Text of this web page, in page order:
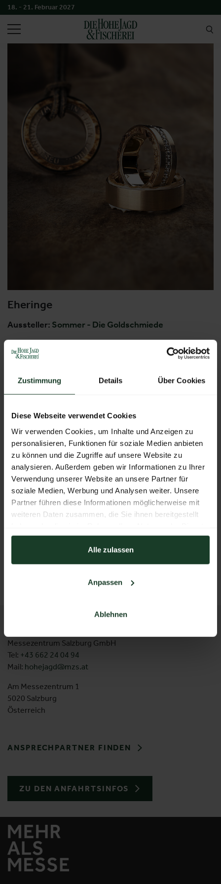
Zustimmung Details Über Cookies
Diese Webseite verwendet Cookies
Wir verwenden Cookies, um Inhalte und Anzeigen zu
personalisieren, Funktionen für soziale Medien anbieten
zu können und die Zugriffe auf unsere Website zu
analysieren. Außerdem geben wir Informationen zu Ihrer
Verwendung unserer Website an unsere Partner für
soziale Medien, Werbung und Analysen weiter. Unsere
Partner führen diese Informationen möglicherweise mit
weiteren Daten zusammen, die Sie ihnen bereitgestellt
gesammelt haben.
Alle zulassen
Anpassen
Ablehnen
18. - 21. Februar 2027
SUCHEN
Eheringe
Aussteller: Sommer - Die Goldschmiede
Messezentrum Salzburg GmbH
Tel: +43 662 24 04 94
Mail: hohejagd@mzs.at
Am Messezentrum 1
5020 Salzburg
Österreich
ANSPRECHPARTNER FINDEN
ZU DEN ANFAHRTSINFOS